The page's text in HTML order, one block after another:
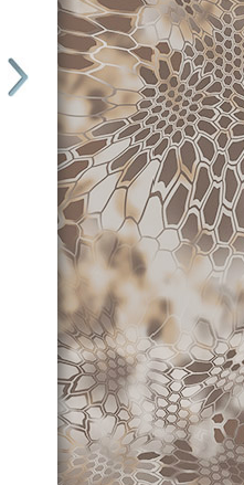
от 2,200.00 р. Купить